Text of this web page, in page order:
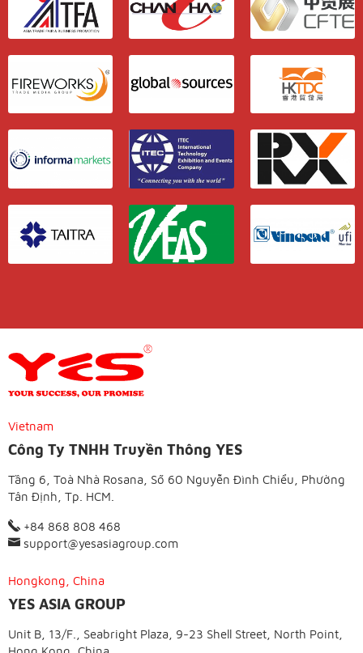
Vietnam
Công Ty TNHH Truyền Thông YES
Tầng 6, Toà Nhà Rosana, Số 60 Nguyễn Đình Chiểu, Phường
Tân Định, Tp. HCM.
+84 868 808 468
support@yesasiagroup.com
Hongkong, China
YES ASIA GROUP
Unit B, 13/F., Seabright Plaza, 9-23 Shell Street, North Point,